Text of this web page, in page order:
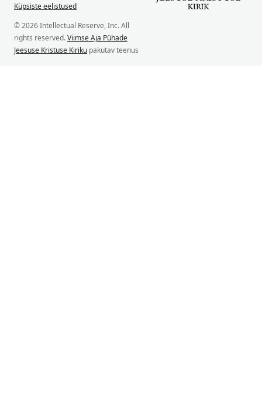
Küpsiste eelistused
© 2026 Intellectual Reserve, Inc. All
rights reserved.Viimse Aja Pühade
Jeesuse Kristuse Kiriku pakutav teenus